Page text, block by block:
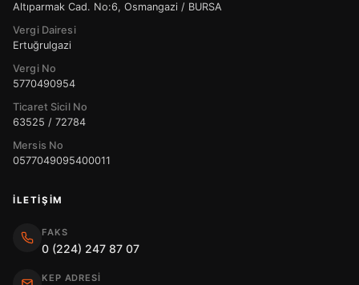
Altıparmak Cad. No:6, Osmangazi / BURSA
Vergi Dairesi
Ertuğrulgazi
Vergi No
5770490954
Ticaret Sicil No
63525 / 72784
Mersis No
0577049095400011
İLETIŞIM
FAKS
0 (224) 247 87 07
KEP ADRESI